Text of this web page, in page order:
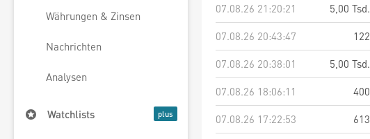
Währungen & Zinsen
Nachrichten
Analysen
Watchlists
07.08.26 21:20:21
5,00 Tsd.
07.08.26 20:43:47
122
07.08.26 20:38:01
5,00 Tsd.
07.08.26 18:06:11
400
07.08.26 17:22:53
613